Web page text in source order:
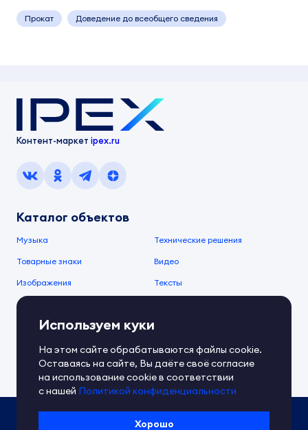
Прокат Доведение до всеобщего сведения
Контент-маркет ipex.ru
Каталог объектов
Музыка Технические решения
Товарные знаки Видео
Изображения Тексты
О компании
О сервисе
Документы IPEX Справочный центр
Контакты Обратная связь
Политика IPEX по обработке ПД
Используем куки
На этом сайте обрабатываются файлы cookie.
Оставаясь на сайте, Вы даёте своё согласие
на использование cookie в соответствии
с нашей Политикой конфиденциальности
Хорошо